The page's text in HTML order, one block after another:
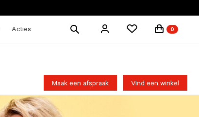
Acties
Zoek
0
Maak een afspraak Vind een winkel